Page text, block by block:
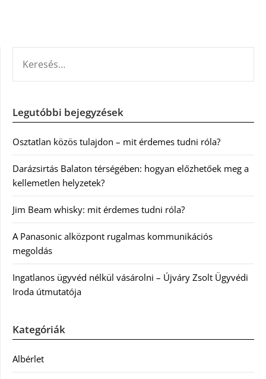
Legutóbbi bejegyzések
Osztatlan közös tulajdon – mit érdemes tudni róla?
Darázsirtás Balaton térségében: hogyan előzhetőek meg a
kellemetlen helyzetek?
Jim Beam whisky: mit érdemes tudni róla?
A Panasonic alközpont rugalmas kommunikációs
megoldás
Ingatlanos ügyvéd nélkül vásárolni – Újváry Zsolt Ügyvédi
Iroda útmutatója
Kategóriák
Albérlet